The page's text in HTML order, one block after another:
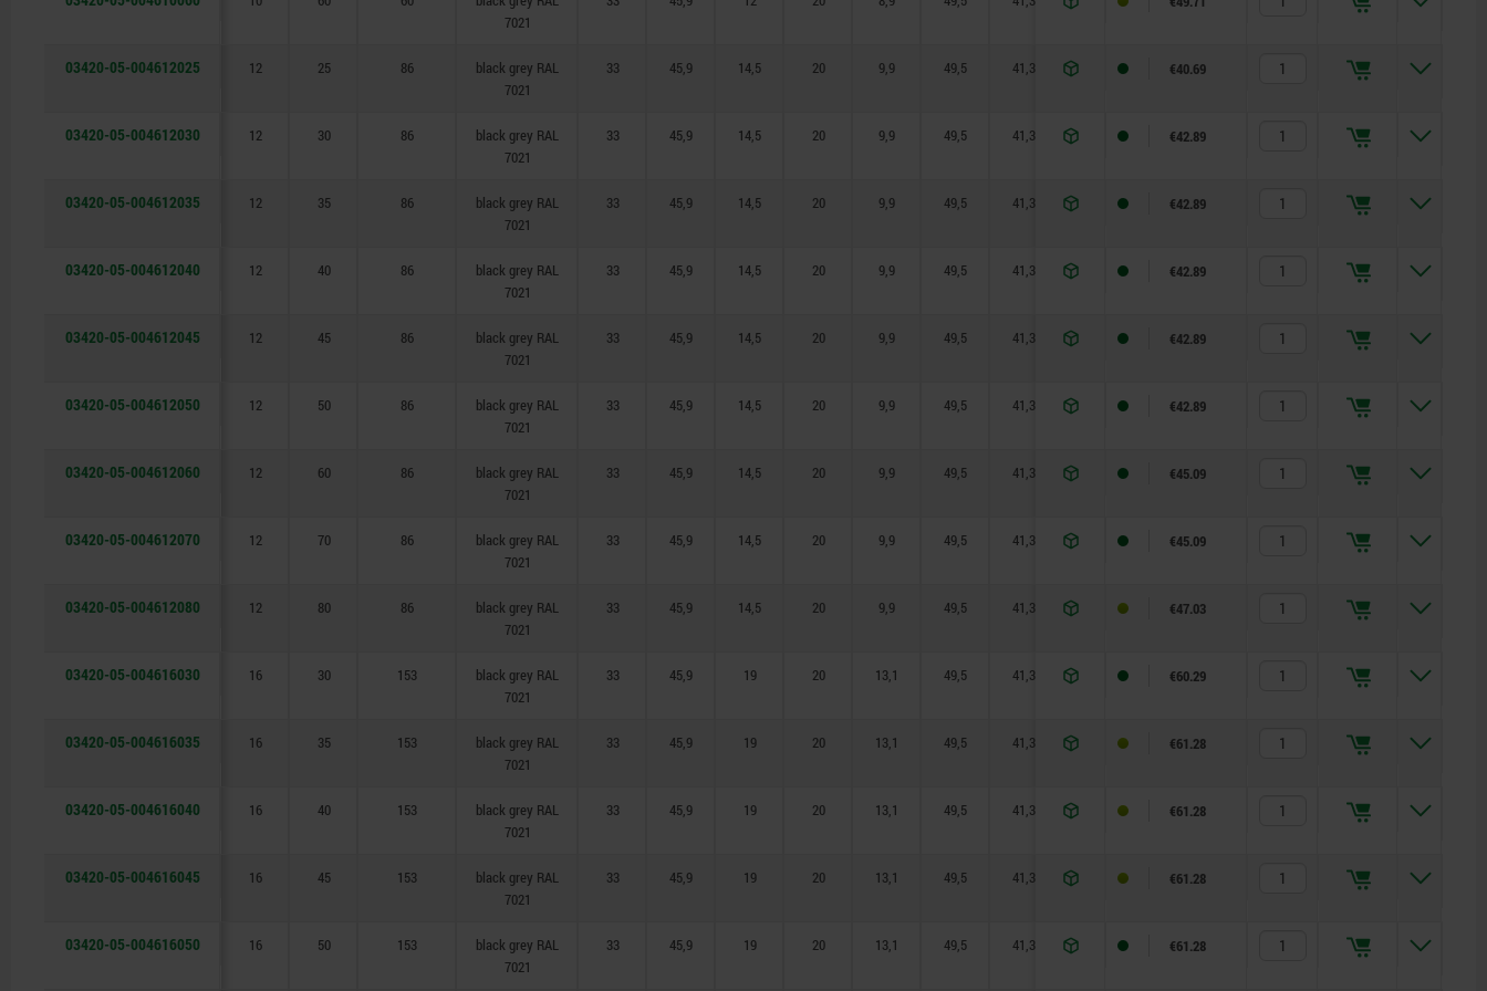
7021
03420-05-004612025 12 25 86
black grey RAL
7021
33 45,9 14,5 20 9,9 49,5 41,3 €40.69
03420-05-004612030 12 30 86
black grey RAL
7021
33 45,9 14,5 20 9,9 49,5 41,3 €42.89
03420-05-004612035 12 35 86
black grey RAL
7021
33 45,9 14,5 20 9,9 49,5 41,3 €42.89
03420-05-004612040 12 40 86
black grey RAL
7021
33 45,9 14,5 20 9,9 49,5 41,3 €42.89
03420-05-004612045 12 45 86
black grey RAL
7021
33 45,9 14,5 20 9,9 49,5 41,3 €42.89
03420-05-004612050 12 50 86
black grey RAL
7021
33 45,9 14,5 20 9,9 49,5 41,3 €42.89
03420-05-004612060 12 60 86
black grey RAL
7021
33 45,9 14,5 20 9,9 49,5 41,3 €45.09
03420-05-004612070 12 70 86
black grey RAL
7021
33 45,9 14,5 20 9,9 49,5 41,3 €45.09
03420-05-004612080 12 80 86
black grey RAL
7021
33 45,9 14,5 20 9,9 49,5 41,3 €47.03
03420-05-004616030 16 30 153
black grey RAL
7021
33 45,9 19 20 13,1 49,5 41,3 €60.29
03420-05-004616035 16 35 153
black grey RAL
7021
33 45,9 19 20 13,1 49,5 41,3 €61.28
03420-05-004616040 16 40 153
black grey RAL
7021
33 45,9 19 20 13,1 49,5 41,3 €61.28
03420-05-004616045 16 45 153
black grey RAL
7021
33 45,9 19 20 13,1 49,5 41,3 €61.28
03420-05-004616050 16 50 153
black grey RAL
7021
33 45,9 19 20 13,1 49,5 41,3 €61.28